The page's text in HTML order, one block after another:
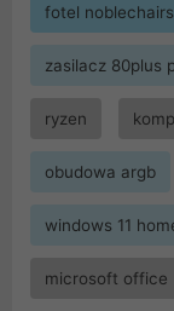
fotel noblechairs
zasilacz 80plus
ryzen
obudowa argb
windows 11
microsoft office